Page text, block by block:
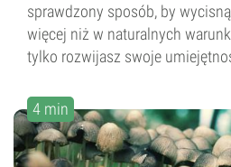
sprawdzony sposób, by
więcej niż w naturalnych
tylko rozwijasz swoje
4 min